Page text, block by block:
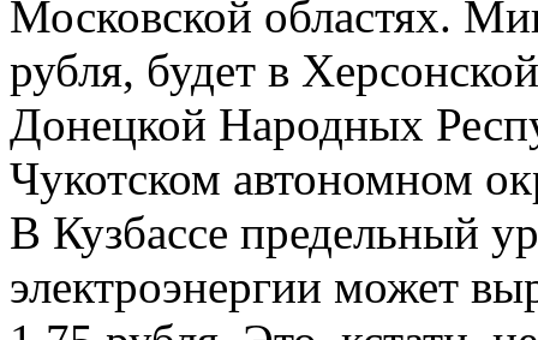
Московской областях.
рубля, будет в
Донецкой Народных
Чукотском автономном
В Кузбассе предельный
электроэнергии может